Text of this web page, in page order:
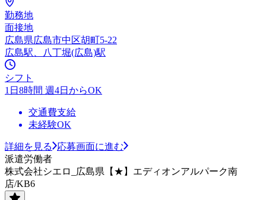
勤務地
面接地
広島県広島市中区胡町5-22
広島駅、八丁堀(広島)駅
シフト
1日8時間 週4日からOK
交通費支給
未経験OK
詳細を見る
応募画面に進む
派遣労働者
株式会社シエロ_広島県【★】エディオンアルパーク南
店/KB6